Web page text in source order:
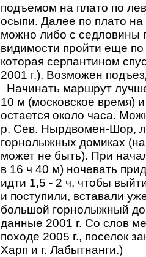
подъемом на плато по
осыпи. Далее по плато
можно либо с седловины
видимости пройти еще
которая серпантином
2001 г.). Возможен
Начинать маршрут
10 м (московское время)
остается около часа.
р. Сев. Нырдвомен-Шор,
горнолыжных домиках
может не быть). При
в 16 ч 40 м) ночевать
идти 1,5 - 2 ч, чтобы
и поступили, вставали
большой горнолыжный
данные 2001 г. Со слов
походе 2005 г., поселок
Харп и г. Лабытнанги.)